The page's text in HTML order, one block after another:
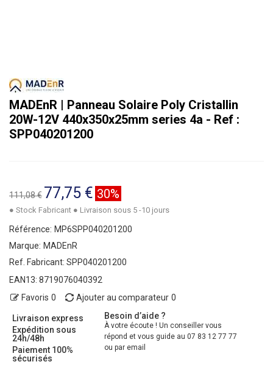
MADEnR | Panneau Solaire Poly Cristallin
20W-12V 440x350x25mm series 4a - Ref :
SPP040201200
111,08 € 77,75 € 30%
● Stock Fabricant ● Livraison sous 5 -10 jours
Référence: MP6SPP040201200
Marque: MADEnR
Ref. Fabricant: SPP040201200
EAN13: 8719076040392
Favoris 0 Ajouter au comparateur 0
Livraison express
Expédition sous
24h/48h
Paiement 100%
sécurisés
Besoin d’aide ?
À votre écoute ! Un conseiller vous
répond et vous guide au 07 83 12 77 77
ou par email